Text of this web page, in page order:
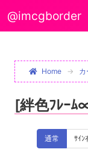
@imcgborder
Home
[絆色ﾌﾚｰﾑ
通常 ｻｲﾝ